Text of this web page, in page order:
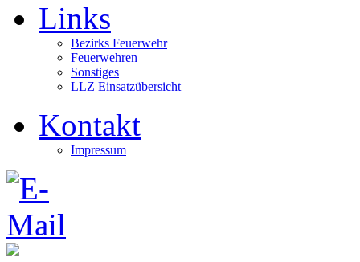
Links
Bezirks Feuerwehr
Feuerwehren
Sonstiges
LLZ Einsatzübersicht
Kontakt
Impressum